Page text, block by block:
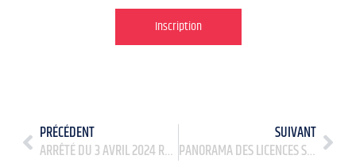
Inscription
PRÉCÉDENT
ARRÊTÉ DU 3 AVRIL 2024 RELATIF AUX JOURNÉES D’INTERDICTION DE TRANSPORTS EN COMMUN D’ENFANTS PAR DES VÉHICULES AFFECTÉS AU TRANSPORT EN COMMUN DE PERSONNES POUR L’ANNÉE 2024
SUIVANT
PANORAMA DES LICENCES SPORTIVES DANS LES FÉDÉRATIONS OLYMPIQUES DE PARIS 2024